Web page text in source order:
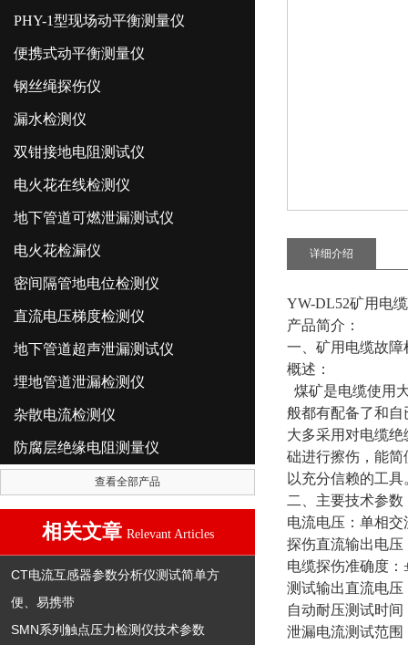
PHY-1型现场动平衡测量仪
便携式动平衡测量仪
钢丝绳探伤仪
漏水检测仪
双钳接地电阻测试仪
电火花在线检测仪
地下管道可燃泄漏测试仪
电火花检漏仪
密间隔管地电位检测仪
直流电压梯度检测仪
地下管道超声泄漏测试仪
埋地管道泄漏检测仪
杂散电流检测仪
防腐层绝缘电阻测量仪
查看全部产品
相关文章 Relevant Articles
CT电流互感器参数分析仪测试简单方
便、易携带
SMN系列触点压力检测仪技术参数
详细介绍
YW-DL52矿用电
产品简介：
一、矿用电缆故障
概述：
煤矿是电缆使用
般都有配备了和
大多采用对电缆
础进行擦伤，能
以充分信赖的工具
二、主要技术参数
电流电压：单相交
探伤直流输出电压
电缆探伤准确度：
测试输出直流电压
自动耐压测试时间
泄漏电流测试范围